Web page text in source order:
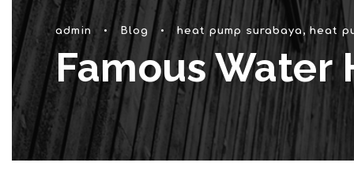
admin • Blog • heat pump surabaya, heat
Famous Water